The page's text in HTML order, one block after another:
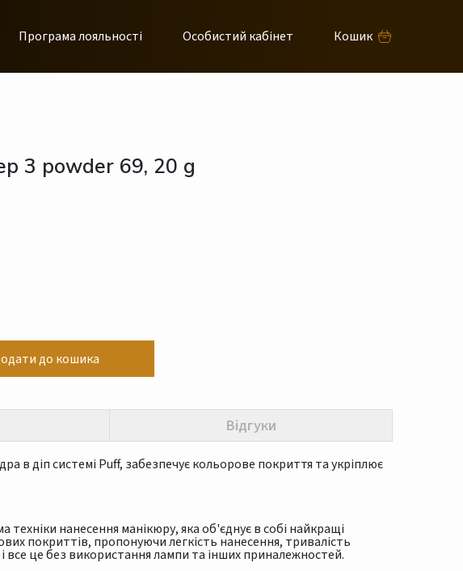
Програма лояльності Особистий кабінет Кошик
3 powder 69, 20 g
до кошика
Відгуки
в діп системі Puff, забезпечує кольорове покриття та укріплює
техніки нанесення манікюру, яка об'єднує в собі найкращі
покриттів, пропонуючи легкість нанесення, тривалість
все це без використання лампи та інших приналежностей.